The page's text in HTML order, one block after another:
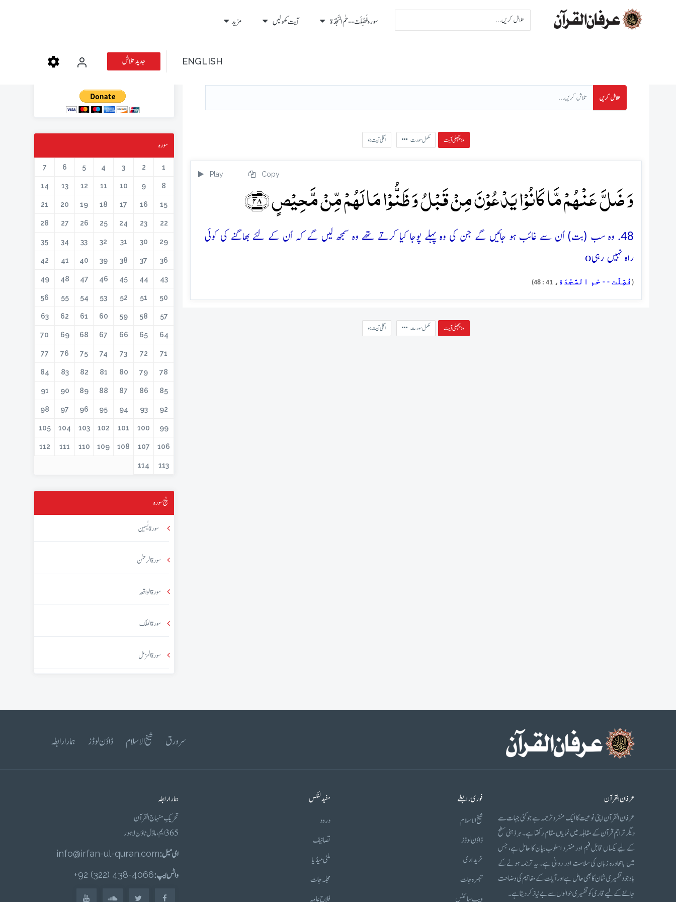
سورہ فُصِّلَت - - حٰم السَّجْدَة آیت کھولیں مزید
ENGLISH جدید تلاش
تلاش کریں
پچھلی آیت » مکمل سورت « اگلی آیت
Play Copy
وَ ضَلَّ عَنۡہُمۡ مَّا کَانُوۡا یَدۡعُوۡنَ مِنۡ قَبۡلُ وَ ظَنُّوۡا مَا لَہُمۡ مِّنۡ مَّحِیۡصٍ ﴿۴۸﴾
48. وہ سب (بت) اُن سے غائب ہو جائیں گے جن کی وہ پہلے پوجا کیا کرتے تھے وہ سمجھ لیں گے کہ اُن کے لئے بھاگنے کی کوئی
راہ نہیں رہیo
( فُصِّلَت - - حٰم السَّجْدَة ، 41 : 48)
پچھلی آیت » مکمل سورت « اگلی آیت
عطیہ دیجئے
کتابیں، میگزین، خطابات اور دیگر اسلامک لٹریچر آن لائن کرنے کیلئے اس کار
سورہ
1
2
3
4
5
6
7
8
9
10
11
12
13
14
15
16
17
18
19
20
21
22
23
24
25
26
27
28
29
30
31
32
33
34
35
36
37
38
39
40
41
42
43
44
45
46
47
48
49
50
51
52
53
54
55
56
57
58
59
60
61
62
63
64
65
66
67
68
69
70
71
72
73
74
75
76
77
78
79
80
81
82
83
84
85
86
87
88
89
90
91
92
93
94
95
96
97
98
99
100
101
102
103
104
105
106
107
108
109
110
111
112
113
114
پنج سورہ
سورۃ یٰسین
سورۃ الرحمٰن
سورۃ الواقعہ
سورۃ الملک
سورۃ المزمل
سرورق شیخ الاسلام ڈاؤن لوڈز ہمارا رابطہ
عرفان القرآن
عرفان القرآن اپنی نوعیت کا ایک منفرد ترجمہ ہے جو کئی جہات سے
دیگر تراجم قرآن کے مقابلہ میں نمایاں مقام رکھتا ہے۔ ہر ذہنی سطح
کے لیے یکساں قابل فہم اور منفرد اسلوب بیان کا حامل ہے، جس
میں بامحاورہ زبان کی سلاست اور روانی ہے۔ یہ ترجمہ ہونے کے
باوجود تفسیری شان کا بھی حامل ہے اور آیات کے مفاہیم کی وضاحت
جاننے کے لیے قاری کو تفسیری حوالوں سے بے نیاز کر دیتا ہے۔
فوری رابطے
شیخ الاسلام
ڈاؤن لوڈز
خریداری
تبصرہ جات
ویب سائٹس
مفید لنکس
درود
تصانیف
ملٹی میڈیا
مجلہ جات
فلاح عامہ
ہمارا رابطہ
تحریکِ منہاج القرآن
365 ایم، ماڈل ٹاؤن لاہور
ای میل :info@irfan-ul-quran.com
واٹس ایپ :4066-438 (322) 92+